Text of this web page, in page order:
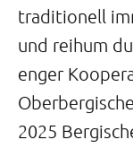
traditionell
und reihum
enger
2025